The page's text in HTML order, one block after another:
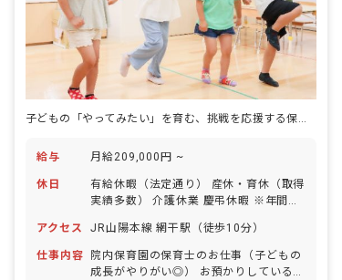
子どもの「やってみたい」を育む、挑戦を応援する保育士になる
給与 月給209,000円 ~
休日
有給休暇（法定通り） 産休・育休（取得
実績多数） 介護休業 慶弔休暇 ※年間休
日を付与）
アクセス JR山陽本線 網干駅（徒歩10分）
仕事内容
院内保育園の保育士のお仕事（子どもの
成長がやりがい◎） お預かりしている子